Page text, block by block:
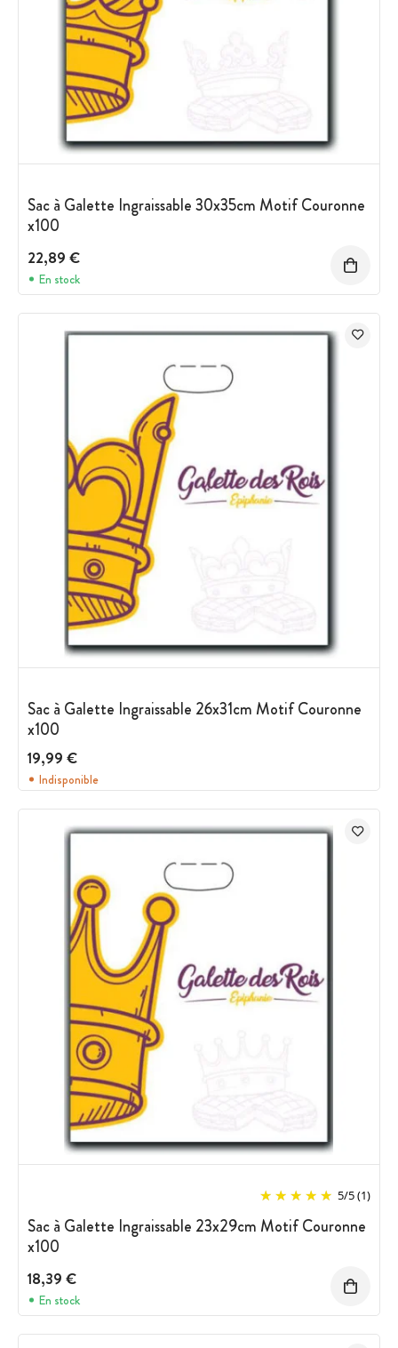
Sac à Galette Ingraissable 30x35cm Motif Couronne
x100
22,89 €
En stock
Sac à Galette Ingraissable 26x31cm Motif Couronne
x100
19,99 €
Indisponible
5/5(1)
Sac à Galette Ingraissable 23x29cm Motif Couronne
x100
18,39 €
En stock